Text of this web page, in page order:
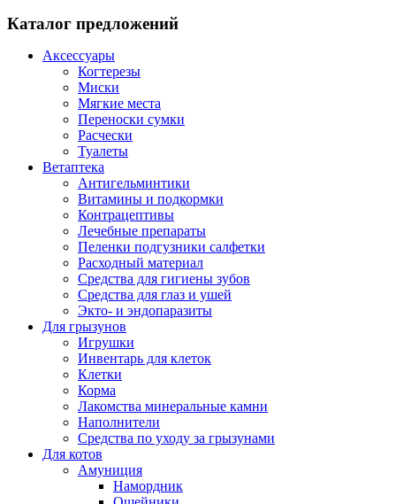
Каталог предложений
Аксессуары
Когтерезы
Миски
Мягкие места
Переноски сумки
Расчески
Туалеты
Ветаптека
Антигельминтики
Витамины и подкормки
Контрацептивы
Лечебные препараты
Пеленки подгузники салфетки
Расходный материал
Средства для гигиены зубов
Средства для глаз и ушей
Экто- и эндопаразиты
Для грызунов
Игрушки
Инвентарь для клеток
Клетки
Корма
Лакомства минеральные камни
Наполнители
Средства по уходу за грызунами
Для котов
Амуниция
Намордник